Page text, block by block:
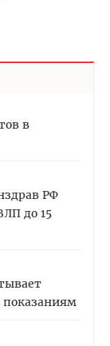
в
РФ
до 15